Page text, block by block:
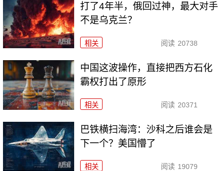
打了4年半，俄回过神，最大对手
不是乌克兰？
相关 阅读 20738
中国这波操作，直接把西方石化
霸权打出了原形
相关 阅读 20371
巴铁横扫海湾：沙科之后谁会是
下一个？美国懵了
相关 阅读 19079